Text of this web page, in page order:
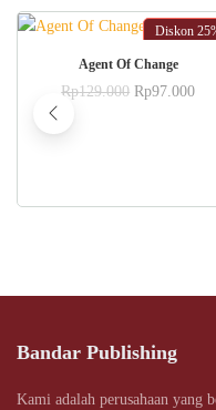
Diskon
Agent Of Change
Rp129.000 Original
Rp97.000
Bandar Publishing
Kami adalah perusahaan yang